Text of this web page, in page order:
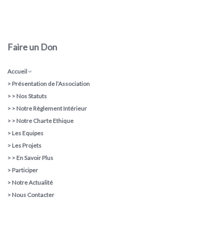
Faire un Don
Accueil
> Présentation de l’Association
> > Nos Statuts
> > Notre Règlement Intérieur
> > Notre Charte Ethique
> Les Equipes
> Les Projets
> > En Savoir Plus
> Participer
> Notre Actualité
> Nous Contacter